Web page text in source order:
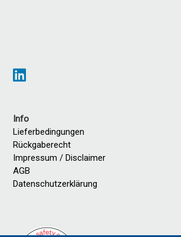
Info
Lieferbedingungen
Rückgaberecht
Impressum / Disclaimer
AGB
Datenschutzerklärung